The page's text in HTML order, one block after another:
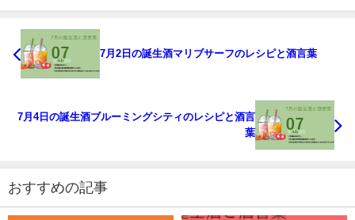
7月2日の誕生酒マリブサーフのレシピと酒言葉
7月4日の誕生酒ブルーミングシティのレシピと酒言
葉
おすすめの記事